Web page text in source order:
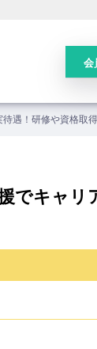
会
遇！研修や資格取
でキャリ